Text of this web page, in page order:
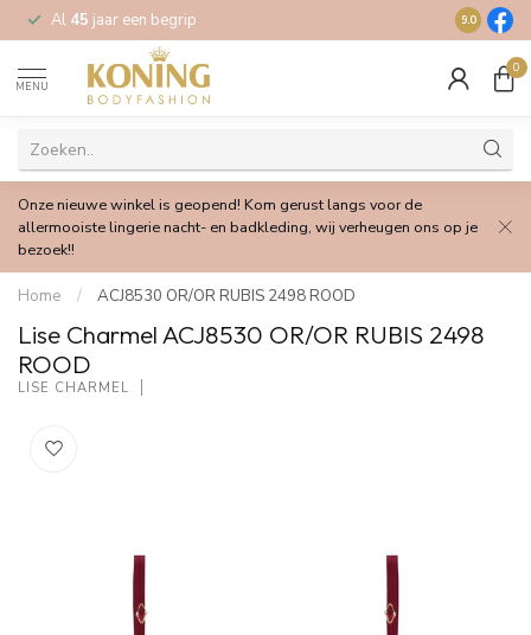
Al 45 jaar een begrip Gratis
9.0
MENU
0
Onze nieuwe winkel is geopend! Kom gerust langs voor de
allermooiste lingerie nacht- en badkleding, wij verheugen ons op je
bezoek!!
Home / ACJ8530 OR/OR RUBIS 2498 ROOD
Lise Charmel ACJ8530 OR/OR RUBIS 2498
ROOD
LISE CHARMEL